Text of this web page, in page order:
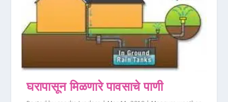
घरापासून मिळणारे पावसाचे पाणी